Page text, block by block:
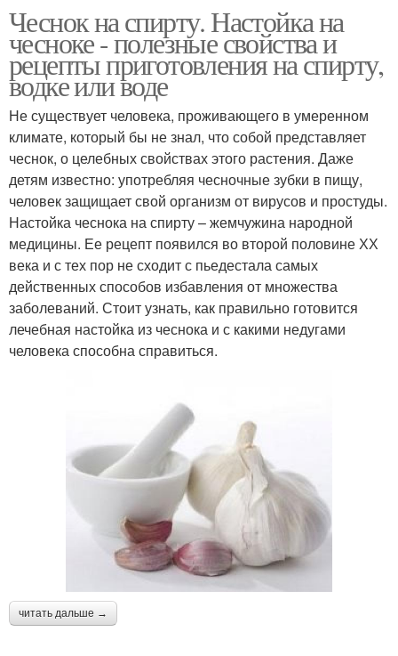
Чеснок на спирту. Настойка на
чесноке - полезные свойства и
рецепты приготовления на спирту,
водке или воде
Не существует человека, проживающего в умеренном
климате, который бы не знал, что собой представляет
чеснок, о целебных свойствах этого растения. Даже
детям известно: употребляя чесночные зубки в пищу,
человек защищает свой организм от вирусов и простуды.
Настойка чеснока на спирту – жемчужина народной
медицины. Ее рецепт появился во второй половине ХХ
века и с тех пор не сходит с пьедестала самых
действенных способов избавления от множества
заболеваний. Стоит узнать, как правильно готовится
лечебная настойка из чеснока и с какими недугами
человека способна справиться.
читать дальше →